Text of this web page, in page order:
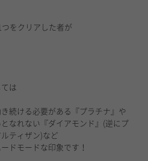
をクリアした者が
は
続ける必要がある『プラチナ』や
なれない『ダイアモンド』(逆にプ
ティザン)など
ドモードな印象です！